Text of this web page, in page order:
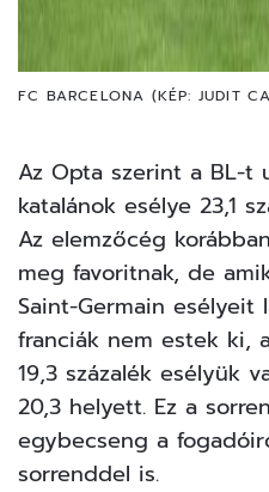
FC BARCELONA (KÉP: JUDIT
Az Opta szerint a BL-t
katalánok esélye 23,1
Az elemzőcég
meg favoritnak, de
Saint-Germain esélyeit
franciák nem estek ki,
19,3 százalék esélyük
20,3 helyett. Ez a
egybecseng a
sorrenddel is.